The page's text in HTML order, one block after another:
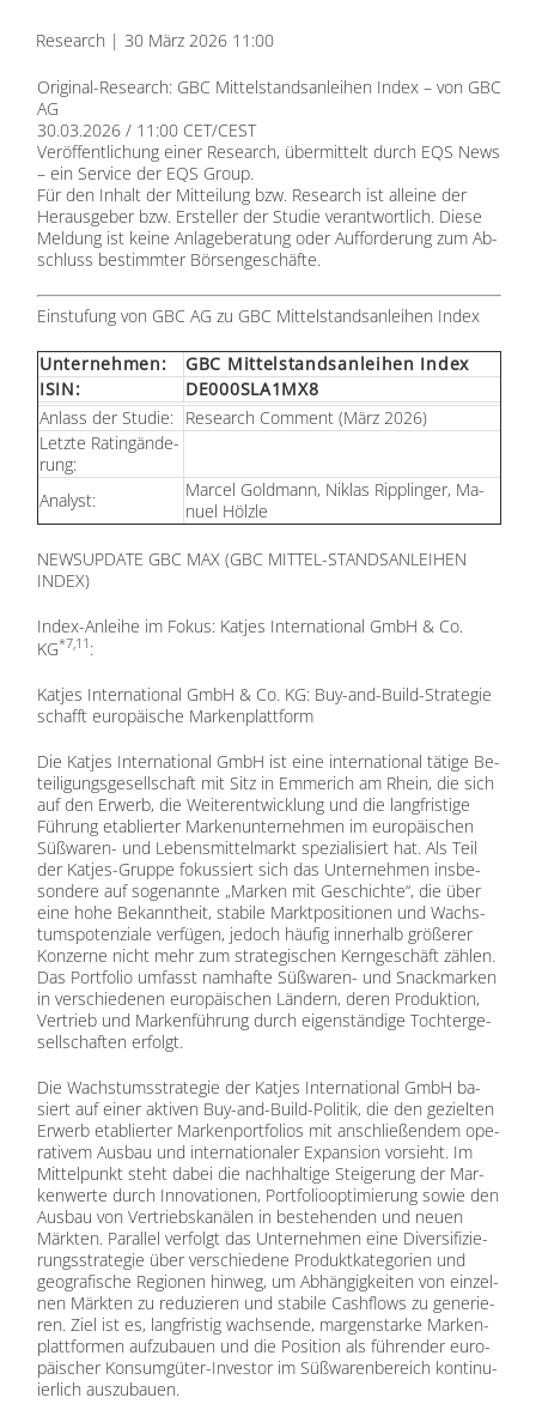
Re­se­arch | 30 März 2026 11:00
Ori­gi­nal-Re­se­arch: GBC Mit­tel­stands­an­lei­hen In­dex – von GBC
AG
30.03.2026 / 11:00 CET/CEST
Ver­öf­fent­li­chung ei­ner Re­se­arch, über­mit­telt durch EQS News
– ein Ser­vice der EQS Group.
Für den In­halt der Mit­tei­lung bzw. Re­se­arch ist al­lei­ne der
Her­aus­ge­ber bzw. Er­stel­ler der Stu­die ver­ant­wort­lich. Die­se
Mel­dung ist kei­ne An­la­ge­be­ra­tung oder Auf­for­de­rung zum Ab­
schluss be­stimm­ter Bör­sen­ge­schäf­te.
Ein­stu­fung von GBC AG zu GBC Mit­tel­stands­an­lei­hen In­dex
Un­ter­neh­men:
GBC Mit­tel­stands­an­lei­hen In­dex
ISIN:
DE000SLA1MX8
An­lass der Stu­die: Re­se­arch Com­ment (März 2026)
Letz­te Ra­ting­än­de­
rung:
Ana­lyst:
Mar­cel Gold­mann, Ni­klas Ripp­lin­ger, Ma­
nu­el Hölz­le
NEWSUPDATE GBC MAX (GBC MITTEL-STANDSANLEIHEN
INDEX)
In­dex-An­lei­he im Fo­kus: Kat­jes In­ter­na­tio­nal GmbH & Co.
KG*7,11 :
Kat­jes In­ter­na­tio­nal GmbH & Co. KG: Buy-and-Build-Stra­te­gie
schafft eu­ro­päi­sche Mar­ken­platt­form
Die Kat­jes In­ter­na­tio­nal GmbH ist eine in­ter­na­tio­nal tä­ti­ge Be­
tei­li­gungs­ge­sell­schaft mit Sitz in Em­me­rich am Rhein, die sich
auf den Er­werb, die Wei­ter­ent­wick­lung und die lang­fris­ti­ge
Füh­rung eta­blier­ter Mar­ken­un­ter­neh­men im eu­ro­päi­schen
Süß­wa­ren- und Le­bens­mit­tel­markt spe­zia­li­siert hat. Als Teil
der Kat­jes-Grup­pe fo­kus­siert sich das Un­ter­neh­men ins­be­
son­de­re auf so­ge­nann­te „Mar­ken mit Ge­schich­te“, die über
eine hohe Be­kannt­heit, sta­bi­le Markt­po­si­tio­nen und Wachs­
tums­po­ten­zia­le ver­fü­gen, je­doch häu­fig in­ner­halb grö­ße­rer
Kon­zer­ne nicht mehr zum stra­te­gi­schen Kern­ge­schäft zäh­len.
Das Port­fo­lio um­fasst nam­haf­te Süß­wa­ren- und Snack­mar­ken
in ver­schie­de­nen eu­ro­päi­schen Län­dern, de­ren Pro­duk­ti­on,
Ver­trieb und Mar­ken­füh­rung durch ei­gen­stän­di­ge Toch­ter­ge­
sell­schaf­ten er­folgt.
Die Wachs­tums­stra­te­gie der Kat­jes In­ter­na­tio­nal GmbH ba­
siert auf ei­ner ak­ti­ven Buy-and-Build-Po­li­tik, die den ge­ziel­ten
Er­werb eta­blier­ter Mar­ken­port­fo­li­os mit an­schlie­ßen­dem ope­
ra­ti­vem Aus­bau und in­ter­na­tio­na­ler Ex­pan­si­on vor­sieht. Im
Mit­tel­punkt steht da­bei die nach­hal­ti­ge Stei­ge­rung der Mar­
ken­wer­te durch In­no­va­tio­nen, Port­fo­lio­op­ti­mie­rung so­wie den
Aus­bau von Ver­triebs­ka­nä­len in be­stehen­den und neu­en
Märk­ten. Par­al­lel ver­folgt das Un­ter­neh­men eine Di­ver­si­fi­zie­
rungs­stra­te­gie über ver­schie­de­ne Pro­dukt­ka­te­go­rien und
geo­gra­fi­sche Re­gio­nen hin­weg, um Ab­hän­gig­kei­ten von ein­zel­
nen Märk­ten zu re­du­zie­ren und sta­bi­le Cash­flows zu ge­ne­rie­
ren. Ziel ist es, lang­fris­tig wach­sen­de, mar­gen­star­ke Mar­ken­
platt­for­men auf­zu­bau­en und die Po­si­ti­on als füh­ren­der eu­ro­
päi­scher Kon­sum­gü­ter-In­ves­tor im Süß­wa­ren­be­reich kon­ti­nu­
ier­lich aus­zu­bau­en.